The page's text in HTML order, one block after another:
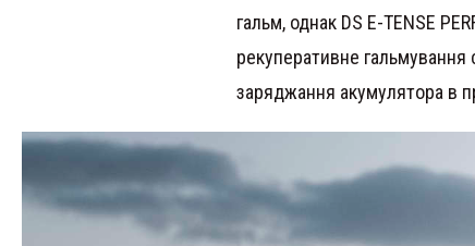
гальм, однак DS E-TENSE
рекуперативне
заряджання акумулятора в